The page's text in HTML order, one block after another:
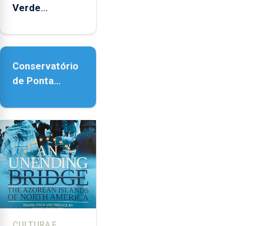
Micaelense
Verde
reforço da
Conservatório
de Ponta
contar com
novos
instrumentos